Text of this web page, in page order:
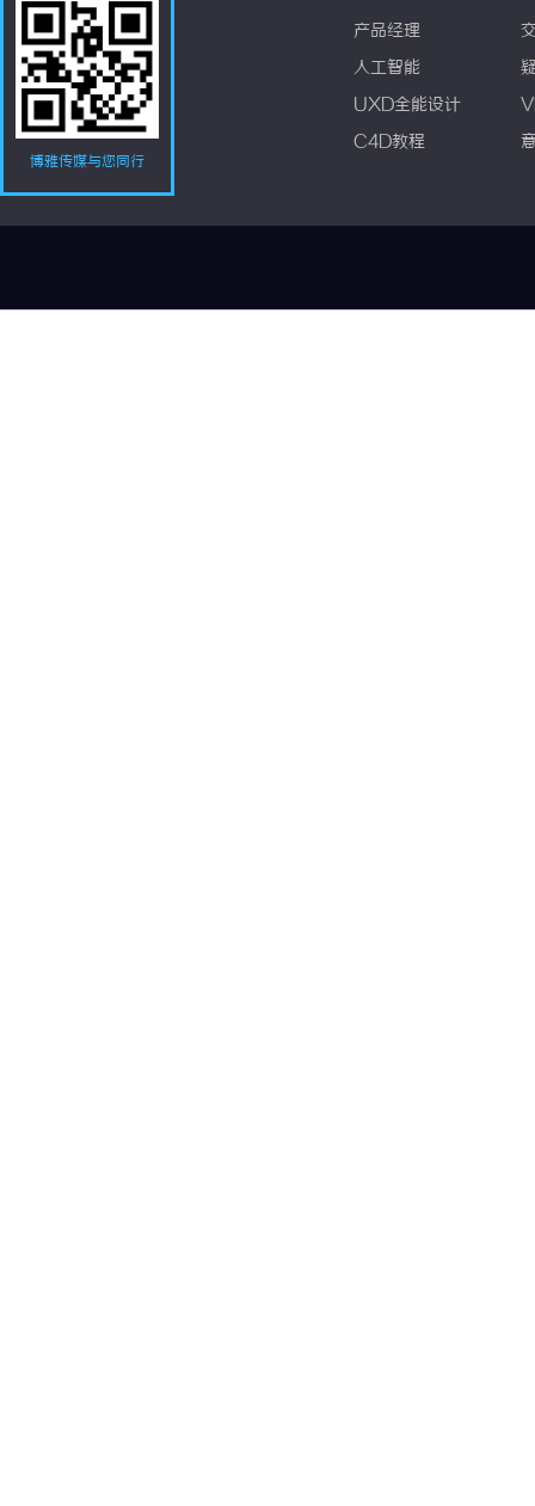
博雅传媒与您同行
产品经理
人工智能
UXD全能设计
C4D教程